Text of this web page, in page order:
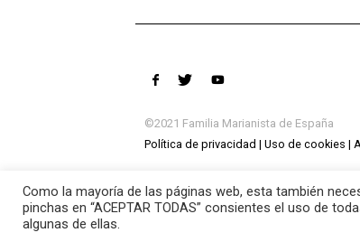
©2021 Familia Marianista de España
Política de privacidad
Uso de cookies
Como la mayoría de las páginas web, esta también
pinchas en “ACEPTAR TODAS” consientes el uso de
algunas de ellas.